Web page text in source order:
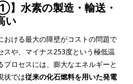
】水素の製造・輸送・
い
おける最大の障壁がコストの問題で
スや、マイナス253度という極低温
プロセスには、膨大なエネルギーと
状では従来の化石燃料を用いた発電